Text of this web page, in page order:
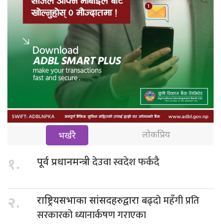
भर्खरै लोकप्रिय
१. पूर्व प्रधानमन्त्रीदेउवा स्वदेश फर्कदै
२. राष्ट्रियसभाका सांसदहरुद्वाराबढ्दो महँगी प्रति
सरकारको ध्यानार्कषण गराएका